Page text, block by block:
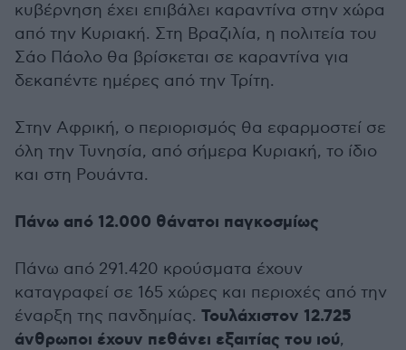
κυβέρνηση έχει επιβάλει καραντίνα στην χώρα
από την Κυριακή. Στη Βραζιλία, η πολιτεία του
Σάο Πάολο θα βρίσκεται σε καραντίνα για
δεκαπέντε ημέρες από την Τρίτη.
Στην Αφρική, ο περιορισμός θα εφαρμοστεί σε
όλη την Τυνησία, από σήμερα Κυριακή, το ίδιο
και στη Ρουάντα.
Πάνω από 12.000 θάνατοι παγκοσμίως
Πάνω από 291.420 κρούσματα έχουν
καταγραφεί σε 165 χώρες και περιοχές από την
έναρξη της πανδημίας. Τουλάχιστον 12.725
άνθρωποι έχουν πεθάνει εξαιτίας του ιού,